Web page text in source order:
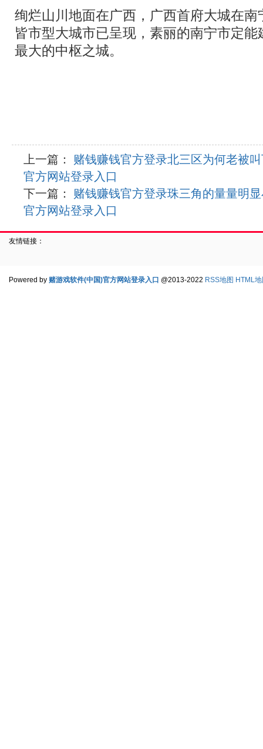
绚烂山川地面在广西，广西首府大城在
皆市型大城市已呈现，素丽的南宁市定
最大的中枢之城。
上一篇：
赌钱赚钱官方登录北三区为何老被
官方网站登录入口
下一篇：
赌钱赚钱官方登录珠三角的量量明
官方网站登录入口
友情链接：
Powered by 赌游戏软件(中国)官方网站登录入口 @2013-2022 RSS地图 HTML